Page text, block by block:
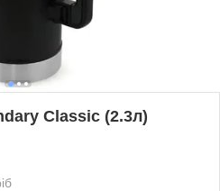
Classic (2.3л)